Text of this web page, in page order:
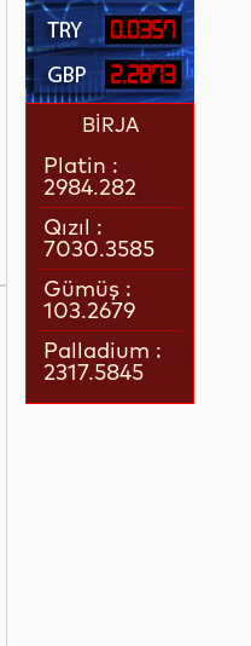
0.0357
2.2873
BİRJA
Platin :
2984.282
Qızıl :
7030.3585
Gümüş :
103.2679
Palladium :
2317.5845